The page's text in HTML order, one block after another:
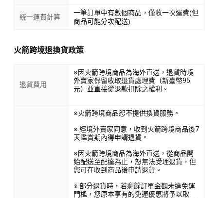
統一運費計算
一筆訂單中有數個商品，僅收一次運費(但
商品可能分次配送)
火箭跨境退換貨政策
退貨費用
※因火箭跨境商品為海外直送，退貨時境
外賣家保留收取退貨處理費（新臺幣95
元）並直接從退款扣除之權利。
※火箭跨境商品恕不提供換貨服務。
※ 經境外賣家同意，收到火箭跨境商品後7
天鑑賞期內得申請退貨。
※因火箭跨境商品為海外直送，從商品開
始配送至配達為止，恕無法受理退貨，但
您可在收到商品後申請退貨。
※ 部分退貨時，若剩餘訂單金額未達免運
門檻，您原本享有的免運優惠將予以取